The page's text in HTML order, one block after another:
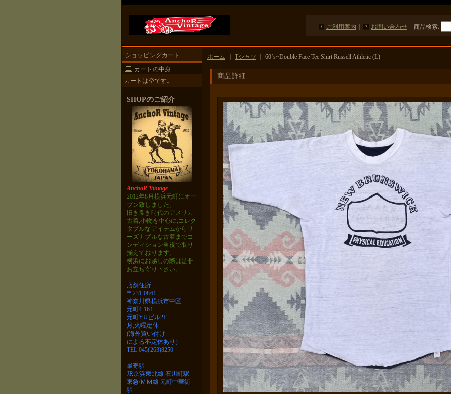
ご利用案内 お問い合わせ 商品検索:
ショッピングカート
カートの中身
カートは空です。
SHOPのご紹介
AnchoR Vintage
2012年8月横浜元町にオー
プン致しました。
旧き良き時代のアメリカ
古着,小物を中心に,コレク
タブルなアイテムから リ
ーズナブルな古着までコ
ンディション重視で取り
揃えております。
横浜にお越しの際は是非
お立ち寄り下さい。
店舗住所
〒231-0861
神奈川県横浜市中区
元町4-161
元町YUビル2F
月,火曜定休
(海外買い付け
による不定休あり）
TEL 045(263)8250
最寄駅
JR京浜東北線 石川町駅
東急/ＭＭ線 元町中華街
駅
ホーム Tシャツ 60’s~Double Face Tee Shirt Russell Athletic (L)
商品詳細